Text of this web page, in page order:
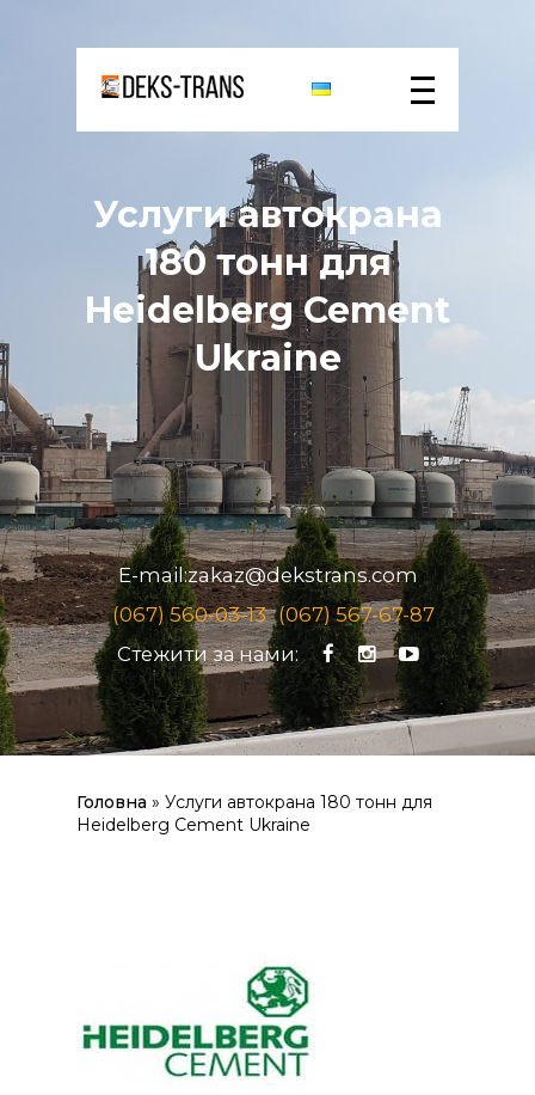
Услуги автокрана
180 тонн для
Heidelberg Cement
Ukraine
E-mail:zakaz@dekstrans.com
(067) 560-03-13 (067) 567-67-87
Стежити за нами:
Головна » Услуги автокрана 180 тонн для
Heidelberg Cement Ukraine